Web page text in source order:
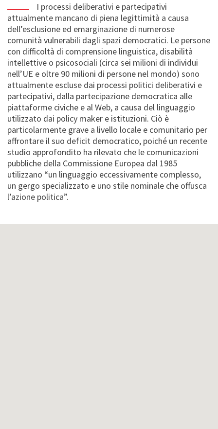
I processi deliberativi e partecipativi
attualmente mancano di piena legittimità a causa
dell’esclusione ed emarginazione di numerose
comunità vulnerabili dagli spazi democratici. Le persone
con difficoltà di comprensione linguistica, disabilità
intellettive o psicosociali (circa sei milioni di individui
nell’UE e oltre 90 milioni di persone nel mondo) sono
attualmente escluse dai processi politici deliberativi e
partecipativi, dalla partecipazione democratica alle
piattaforme civiche e al Web, a causa del linguaggio
utilizzato dai policy maker e istituzioni. Ciò è
particolarmente grave a livello locale e comunitario per
affrontare il suo deficit democratico, poiché un recente
studio approfondito ha rilevato che le comunicazioni
pubbliche della Commissione Europea dal 1985
utilizzano “un linguaggio eccessivamente complesso,
un gergo specializzato e uno stile nominale che offusca
l’azione politica”.